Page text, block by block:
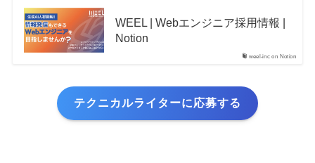
weel-inc on Notion
WEEL | Webエンジニア採用情報 |
Notion
テクニカルライターに応募する